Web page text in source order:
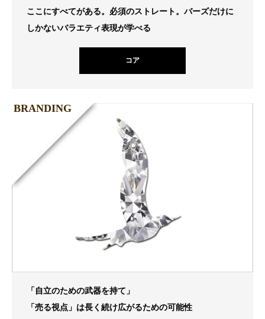
ここにすべてがある。必須のストレート。バーズだけに
しかないバラエティ表現が学べる
コア
BRANDING
「自立のための武器を持て」
「売る視点」は長く続け広がるための可能性